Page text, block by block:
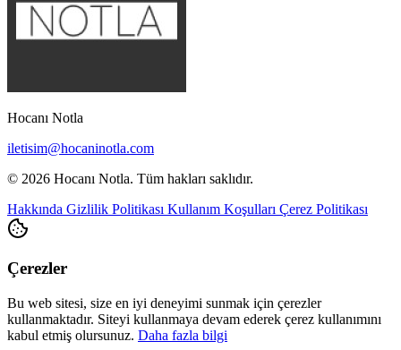
Hocanı Notla
iletisim@hocaninotla.com
© 2026 Hocanı Notla. Tüm hakları saklıdır.
Hakkında Gizlilik Politikası Kullanım Koşulları Çerez Politikası
Çerezler
Bu web sitesi, size en iyi deneyimi sunmak için çerezler
kullanmaktadır. Siteyi kullanmaya devam ederek çerez kullanımını
kabul etmiş olursunuz. Daha fazla bilgi